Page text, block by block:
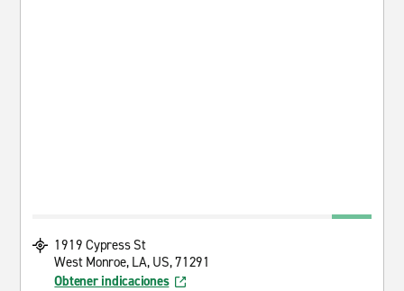
1919 Cypress St
West Monroe, LA, US, 71291
Obtener indicaciones